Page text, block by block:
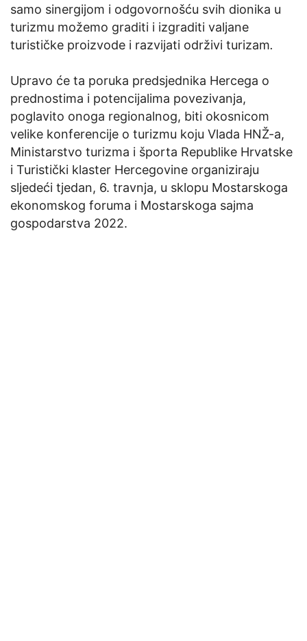
samo sinergijom i odgovornošću svih dionika u
turizmu možemo graditi i izgraditi valjane
turističke proizvode i razvijati održivi turizam.
Upravo će ta poruka predsjednika Hercega o
prednostima i potencijalima povezivanja,
poglavito onoga regionalnog, biti okosnicom
velike konferencije o turizmu koju Vlada HNŽ-a,
Ministarstvo turizma i športa Republike Hrvatske
i Turistički klaster Hercegovine organiziraju
sljedeći tjedan, 6. travnja, u sklopu Mostarskoga
ekonomskog foruma i Mostarskoga sajma
gospodarstva 2022.